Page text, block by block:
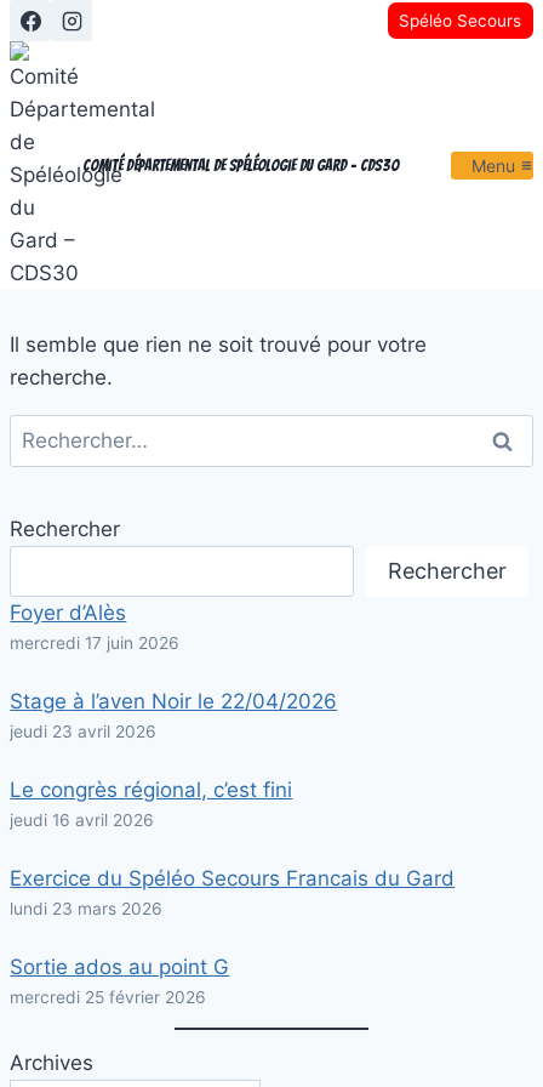
Aller
au
contenu
Spéléo Secours
Comité Départemental de Spéléologie du Gard - CDS30 Menu
Il semble que rien ne soit trouvé pour votre
recherche.
Rechercher :
Rechercher
Rechercher
Foyer d’Alès
mercredi 17 juin 2026
Stage à l’aven Noir le 22/04/2026
jeudi 23 avril 2026
Le congrès régional, c’est fini
jeudi 16 avril 2026
Exercice du Spéléo Secours Francais du Gard
lundi 23 mars 2026
Sortie ados au point G
mercredi 25 février 2026
Archives